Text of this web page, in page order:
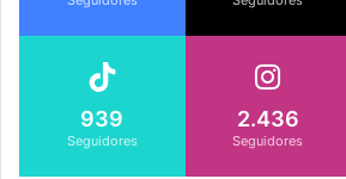
939
Seguidores
2.436
Seguidores